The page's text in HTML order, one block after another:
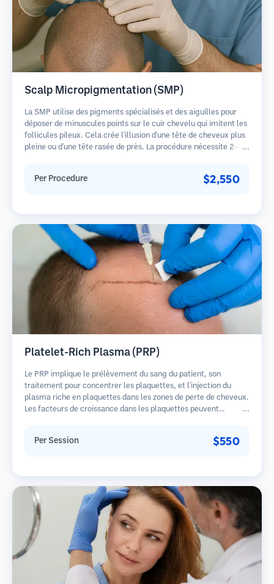
Scalp Micropigmentation (SMP)
La SMP utilise des pigments spécialisés et des aiguilles pour
déposer de minuscules points sur le cuir chevelu qui imitent les
follicules pileux. Cela crée l'illusion d'une tête de cheveux plus
pleine ou d'une tête rasée de près. La procédure nécessite 2-4
Per Procedure $2,550
Platelet-Rich Plasma (PRP)
Le PRP implique le prélèvement du sang du patient, son
traitement pour concentrer les plaquettes, et l'injection du
plasma riche en plaquettes dans les zones de perte de cheveux.
Les facteurs de croissance dans les plaquettes peuvent
Plusieurs séances sont généralement nécessaires.
Per Session $550